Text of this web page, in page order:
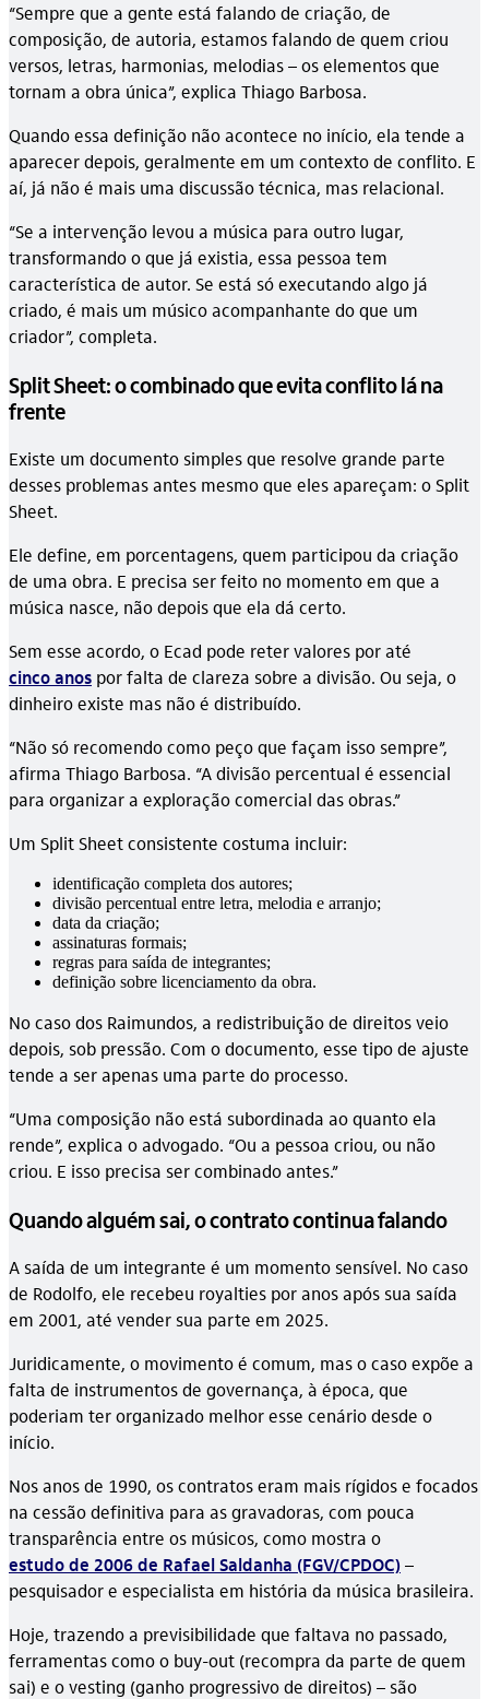
“Sempre que a gente está falando de criação, de
composição, de autoria, estamos falando de quem criou
versos, letras, harmonias, melodias – os elementos que
tornam a obra única”, explica Thiago Barbosa.
Quando essa definição não acontece no início, ela tende a
aparecer depois, geralmente em um contexto de conflito. E
aí, já não é mais uma discussão técnica, mas relacional.
“Se a intervenção levou a música para outro lugar,
transformando o que já existia, essa pessoa tem
característica de autor. Se está só executando algo já
criado, é mais um músico acompanhante do que um
criador”, completa.
Split Sheet: o combinado que evita conflito lá na
frente
Existe um documento simples que resolve grande parte
desses problemas antes mesmo que eles apareçam: o Split
Sheet.
Ele define, em porcentagens, quem participou da criação
de uma obra. E precisa ser feito no momento em que a
música nasce, não depois que ela dá certo.
Sem esse acordo, o Ecad pode reter valores por até
cinco anos por falta de clareza sobre a divisão. Ou seja, o
dinheiro existe mas não é distribuído.
“Não só recomendo como peço que façam isso sempre”,
afirma Thiago Barbosa. “A divisão percentual é essencial
para organizar a exploração comercial das obras.”
Um Split Sheet consistente costuma incluir:
identificação completa dos autores;
divisão percentual entre letra, melodia e arranjo;
data da criação;
assinaturas formais;
regras para saída de integrantes;
definição sobre licenciamento da obra.
No caso dos Raimundos, a redistribuição de direitos veio
depois, sob pressão. Com o documento, esse tipo de ajuste
tende a ser apenas uma parte do processo.
“Uma composição não está subordinada ao quanto ela
rende”, explica o advogado. “Ou a pessoa criou, ou não
criou. E isso precisa ser combinado antes.”
Quando alguém sai, o contrato continua falando
A saída de um integrante é um momento sensível. No caso
de Rodolfo, ele recebeu royalties por anos após sua saída
em 2001, até vender sua parte em 2025.
Juridicamente, o movimento é comum, mas o caso expõe a
falta de instrumentos de governança, à época, que
poderiam ter organizado melhor esse cenário desde o
início.
Nos anos de 1990, os contratos eram mais rígidos e focados
na cessão definitiva para as gravadoras, com pouca
transparência entre os músicos, como mostra o
estudo de 2006 de Rafael Saldanha (FGV/CPDOC)–
pesquisador e especialista em história da música brasileira.
Hoje, trazendo a previsibilidade que faltava no passado,
ferramentas como o buy-out (recompra da parte de quem
sai) e o vesting (ganho progressivo de direitos) – são